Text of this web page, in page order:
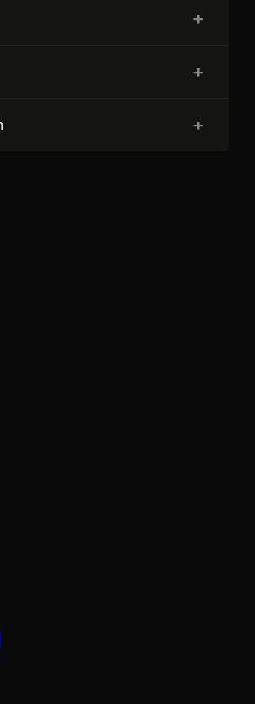
+
+
+